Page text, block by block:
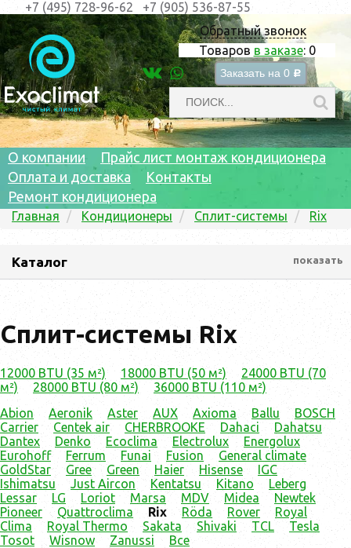
Обратный звонок
Товаров в заказе: 0
Заказать на 0 c
+7 (495) 728-96-62 +7 (905) 536-87-55
О компании
Прайс лист монтаж кондиционера
Оплата и доставка
Контакты
Ремонт кондиционера
Главная Кондиционеры Сплит-системы Rix
Каталог показать
Сплит-системы Rix
12000 BTU (35 м²) 18000 BTU (50 м²)
24000 BTU (70
м²)
28000 BTU (80 м²)
36000 BTU (110 м²)
Abion
Aeronik Aster AUX Axioma Ballu
BOSCH
Carrier
Centek air CHERBROOKE Dahaci
Dahatsu
Dantex
Denko Ecoclima Electrolux
Energolux
Eurohoff
Ferrum Funai Fusion
General climate
GoldStar
Gree Green Haier Hisense
IGC
Ishimatsu
Just Aircon Kentatsu Kitano
Leberg
Lessar
LG Loriot Marsa MDV Midea
Newtek
Pioneer
Quattroclima Rix Röda Rover
Royal
Clima
Royal Thermo Sakata Shivaki TCL
Tesla
Tosot
Wisnow Zanussi
Все